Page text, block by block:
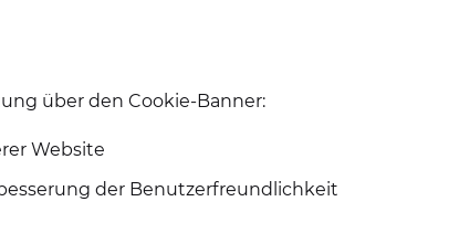
über den Cookie-Banner:
Website
der Benutzerfreundlichkeit